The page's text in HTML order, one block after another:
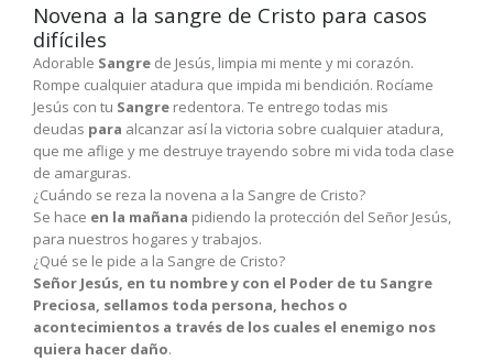
Novena a la sangre de Cristo para casos
difíciles
Adorable Sangre de Jesús, limpia mi mente y mi corazón.
Rompe cualquier atadura que impida mi bendición. Rocíame
Jesús con tu Sangre redentora. Te entrego todas mis
deudas para alcanzar así la victoria sobre cualquier atadura,
que me aflige y me destruye trayendo sobre mi vida toda clase
de amarguras.
¿Cuándo se reza la novena a la Sangre de Cristo?
Se hace en la mañana pidiendo la protección del Señor Jesús,
para nuestros hogares y trabajos.
¿Qué se le pide a la Sangre de Cristo?
Señor Jesús, en tu nombre y con el Poder de tu Sangre
Preciosa, sellamos toda persona, hechos o
acontecimientos a través de los cuales el enemigo nos
quiera hacer daño.